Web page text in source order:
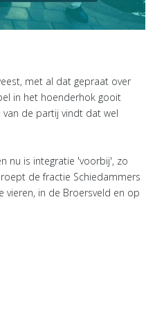
met al dat gepraat over
in het hoenderhok gooit
van de partij vindt dat wel
nu is integratie 'voorbij', zo
de fractie Schiedammers
in de Broersveld en op